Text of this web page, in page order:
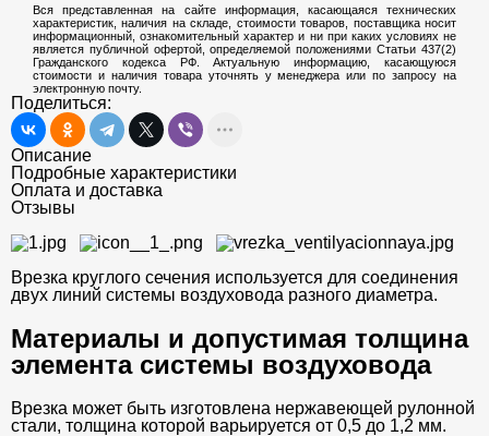
Вся представленная на сайте информация, касающаяся технических
характеристик, наличия на складе, стоимости товаров, поставщика носит
информационный, ознакомительный характер и ни при каких условиях не
является публичной офертой, определяемой положениями Статьи 437(2)
Гражданского кодекса РФ. Актуальную информацию, касающуюся
стоимости и наличия товара уточнять у менеджера или по запросу на
электронную почту.
Поделиться:
Описание
Подробные характеристики
Оплата и доставка
Отзывы
Врезка круглого сечения используется для соединения
двух линий системы воздуховода разного диаметра.
Материалы и допустимая толщина
элемента системы воздуховода
Врезка может быть изготовлена нержавеющей рулонной
стали, толщина которой варьируется от 0,5 до 1,2 мм.